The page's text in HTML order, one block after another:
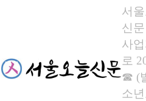
서
신문
사
로
☎ (
소